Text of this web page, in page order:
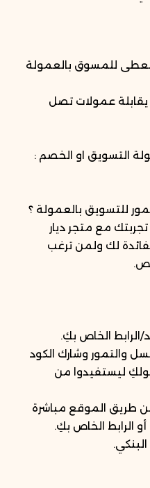
للمسوق بالعمولة
بمقدار : 10٪ ، يقابلة عمولات تصل
التسويق او الخصم :
للتسويق بالعمولة ؟
مع متجر ديار
لك ولمن ترغب
الرابط الخاص بكِ.
والتمور وشارك الكود
ليستفيدوا من
طريق الموقع مباشرة
الرابط الخاص بكِ.